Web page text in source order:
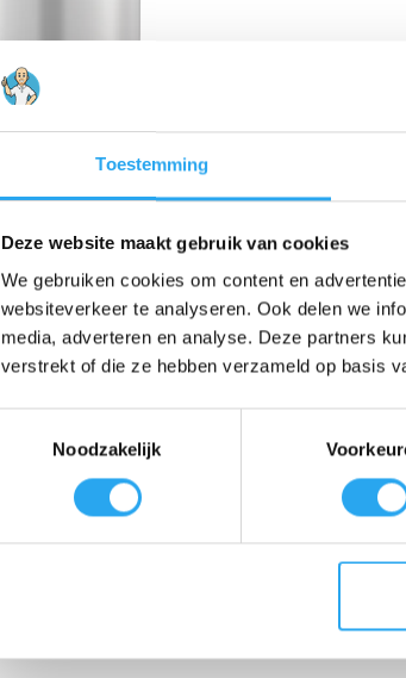
Toestemming
Deze website maakt gebruik van cookies
We gebruiken cookies om content en
websiteverkeer te analyseren. Ook delen we
media, adverteren en analyse. Deze partners
verstrekt of die ze hebben verzameld op basis
Noodzakelijk